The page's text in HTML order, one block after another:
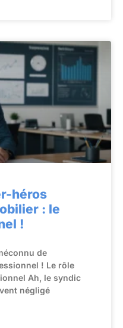
héros
: le
!
de
! Le rôle
Ah, le syndic
négligé